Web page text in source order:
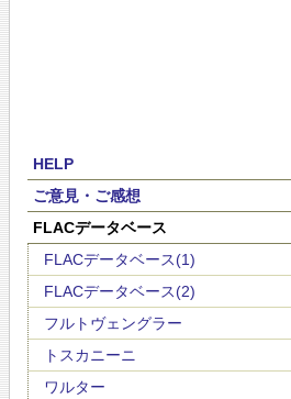
HELP
ご意見・ご感想
FLACデータベース
FLACデータベース(1)
FLACデータベース(2)
フルトヴェングラー
トスカニーニ
ワルター